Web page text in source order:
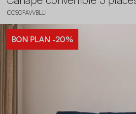
ICCSOFAVVBLU
BON PLAN -20%